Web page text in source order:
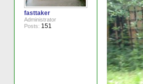
fasttaker
Administrator
Posts: 151